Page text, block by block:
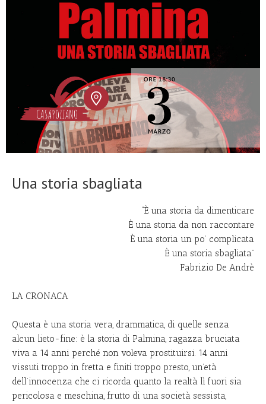
Una storia sbagliata
“È una storia da dimenticare
È una storia da non raccontare
È una storia un po’ complicata
È una storia sbagliata”
Fabrizio De Andrè
LA CRONACA
Questa è una storia vera, drammatica, di quelle senza
alcun lieto-fine: è la storia di Palmina, ragazza bruciata
viva a 14 anni perché non voleva prostituirsi. 14 anni
vissuti troppo in fretta e finiti troppo presto, un’età
dell’innocenza che ci ricorda quanto la realtà lì fuori sia
pericolosa e meschina, frutto di una società sessista,